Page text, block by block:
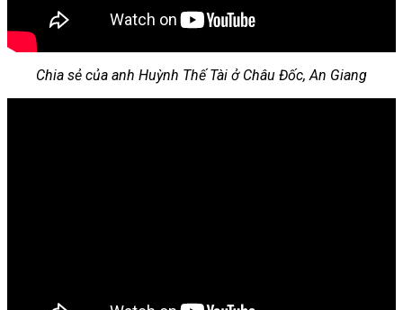
Chia sẻ của anh Huỳnh Thế Tài ở Châu Đốc, An Giang